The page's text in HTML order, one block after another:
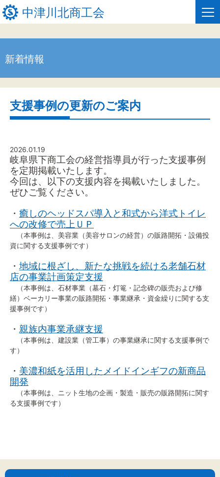
中津川北商工会
事業者・創業者の方へ
窓口のご案内
お問い合わせ
標準 拡大
背景色
新着情報
支援事例の更新のご案内
2026.01.19
岐阜県下商工会の経営指導員が行った支援事例
を定期掲載いたします。
今回は、以下の支援内容を掲載いたしました。
ぜひご覧ください。
・ 癒しのヘッドスパ導入と和式から洋式トイレ
への改修で売上ＵＰ
（本事例は、美容業（美容サロンの経営）の販路開拓・設備投
資に関する支援事例です）
・ 地域に根ざし、新たな挑戦を続ける老舗石材
店の事業計画策定支援
（本事例は、石材事業（墓石・灯篭・記念碑の販売および修
繕）ベーカリー事業の販路開拓・事業継承・資金繰りに関する支
援事例です）
・ 親族内事業承継支援
（本事例は、建設業（管工事）の事業継承に関する支援事例で
す）
・ 美濃和紙を活用したメイドインギフの新商品
開発
（本事例は、ニット生地の企画・製造・販売の販路開拓に関す
る支援事例です）